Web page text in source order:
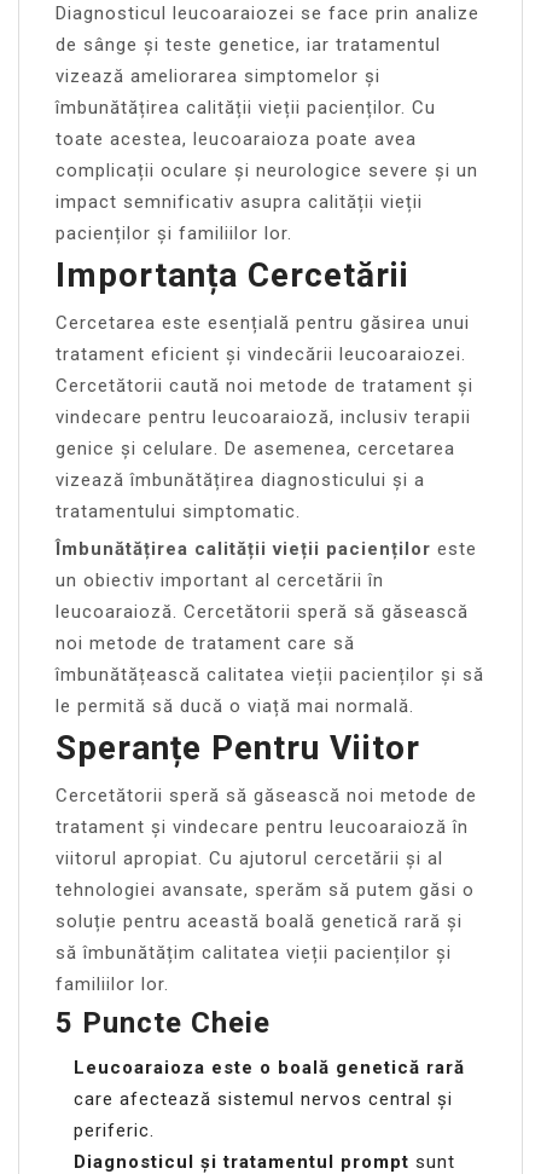
Diagnosticul leucoaraiozei se face prin analize
de sânge și teste genetice, iar tratamentul
vizează ameliorarea simptomelor și
îmbunătățirea calității vieții pacienților. Cu
toate acestea, leucoaraioza poate avea
complicații oculare și neurologice severe și un
impact semnificativ asupra calității vieții
pacienților și familiilor lor.
Importanța Cercetării
Cercetarea este esențială pentru găsirea unui
tratament eficient și vindecării leucoaraiozei.
Cercetătorii caută noi metode de tratament și
vindecare pentru leucoaraioză, inclusiv terapii
genice și celulare. De asemenea, cercetarea
vizează îmbunătățirea diagnosticului și a
tratamentului simptomatic.
Îmbunătățirea calității vieții pacienților este
un obiectiv important al cercetării în
leucoaraioză. Cercetătorii speră să găsească
noi metode de tratament care să
îmbunătățească calitatea vieții pacienților și să
le permită să ducă o viață mai normală.
Speranțe Pentru Viitor
Cercetătorii speră să găsească noi metode de
tratament și vindecare pentru leucoaraioză în
viitorul apropiat. Cu ajutorul cercetării și al
tehnologiei avansate, sperăm să putem găsi o
soluție pentru această boală genetică rară și
să îmbunătățim calitatea vieții pacienților și
familiilor lor.
5 Puncte Cheie
Leucoaraioza este o boală genetică rară
care afectează sistemul nervos central și
periferic.
Diagnosticul și tratamentul prompt sunt